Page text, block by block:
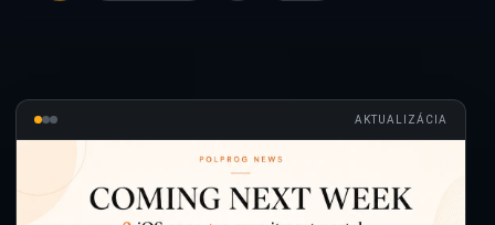
AKTUALIZÁCIA